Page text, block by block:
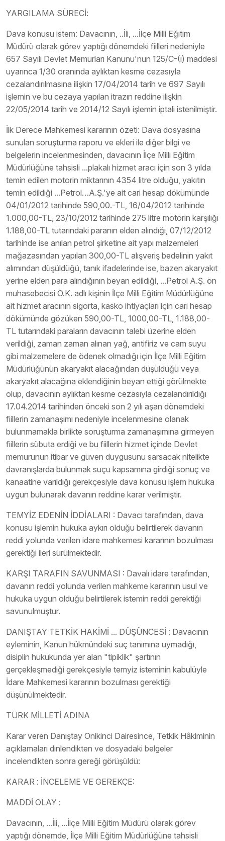
YARGILAMA SÜRECİ:
Dava konusu istem: Davacının, ..İli, ...İlçe Milli Eğitim
Müdürü olarak görev yaptığı dönemdeki fiilleri nedeniyle
657 Sayılı Devlet Memurları Kanunu'nun 125/C-(ı) maddesi
uyarınca 1/30 oranında aylıktan kesme cezasıyla
cezalandırılmasına ilişkin 17/04/2014 tarih ve 697 Sayılı
işlemin ve bu cezaya yapılan itrazın reddine ilişkin
22/05/2014 tarih ve 2014/12 Sayılı işlemin iptali istenilmiştir.
İlk Derece Mahkemesi kararının özeti: Dava dosyasına
sunulan soruşturma raporu ve ekleri ile diğer bilgi ve
belgelerin incelenmesinden, davacının İlçe Milli Eğitim
Müdürlüğüne tahsisli ...plakalı hizmet aracı için son 3 yılda
temin edilen motorin miktarının 4354 litre olduğu, yakıtın
temin edildiği ...Petrol…A.Ş.'ye ait cari hesap dökümünde
04/01/2012 tarihinde 590,00.-TL, 16/04/2012 tarihinde
1.000,00-TL, 23/10/2012 tarihinde 275 litre motorin karşılığı
1.188,00-TL tutarındaki paranın elden alındığı, 07/12/2012
tarihinde ise anılan petrol şirketine ait yapı malzemeleri
mağazasından yapılan 300,00-TL alışveriş bedelinin yakıt
alımından düşüldüğü, tanık ifadelerinde ise, bazen akaryakıt
yerine elden para alındığının beyan edildiği, ...Petrol A.Ş. ön
muhasebecisi Ö.K. adlı kişinin İlçe Milli Eğitim Müdürlüğüne
ait hizmet aracının sigorta, kasko ihtiyaçları için cari hesap
dökümünde gözüken 590,00-TL, 1000,00-TL, 1.188,00-
TL tutarındaki paraların davacının talebi üzerine elden
verildiği, zaman zaman alınan yağ, antifiriz ve cam suyu
gibi malzemelere de ödenek olmadığı için İlçe Milli Eğitim
Müdürlüğünün akaryakıt alacağından düşüldüğü veya
akaryakıt alacağına eklendiğinin beyan ettiği görülmekte
olup, davacının aylıktan kesme cezasıyla cezalandırıldığı
17.04.2014 tarihinden önceki son 2 yılı aşan dönemdeki
fiillerin zamanaşımı nedeniyle incelenmesine olanak
bulunmamakla birlikte soruşturma zamanaşımına girmeyen
fiillerin sübuta erdiği ve bu fiillerin hizmet içinde Devlet
memurunun itibar ve güven duygusunu sarsacak nitelikte
davranışlarda bulunmak suçu kapsamına girdiği sonuç ve
kanaatine varıldığı gerekçesiyle dava konusu işlem hukuka
uygun bulunarak davanın reddine karar verilmiştir.
TEMYİZ EDENİN İDDİALARI : Davacı tarafından, dava
konusu işlemin hukuka aykırı olduğu belirtilerek davanın
reddi yolunda verilen idare mahkemesi kararının bozulması
gerektiği ileri sürülmektedir.
KARŞI TARAFIN SAVUNMASI : Davalı idare tarafından,
davanın reddi yolunda verilen mahkeme kararının usul ve
hukuka uygun olduğu belirtilerek istemin reddi gerektiği
savunulmuştur.
DANIŞTAY TETKİK HAKİMİ ... DÜŞÜNCESİ : Davacının
eyleminin, Kanun hükmündeki suç tanımına uymadığı,
disiplin hukukunda yer alan "tipiklik" şartının
gerçekleşmediği gerekçesiyle temyiz isteminin kabulüyle
İdare Mahkemesi kararının bozulması gerektiği
düşünülmektedir.
TÜRK MİLLETİ ADINA
Karar veren Danıştay Onikinci Dairesince, Tetkik Hâkiminin
açıklamaları dinlendikten ve dosyadaki belgeler
incelendikten sonra gereği görüşüldü:
KARAR : İNCELEME VE GEREKÇE:
MADDİ OLAY :
Davacının, ...İli, ...İlçe Milli Eğitim Müdürü olarak görev
yaptığı dönemde, İlçe Milli Eğitim Müdürlüğüne tahsisli